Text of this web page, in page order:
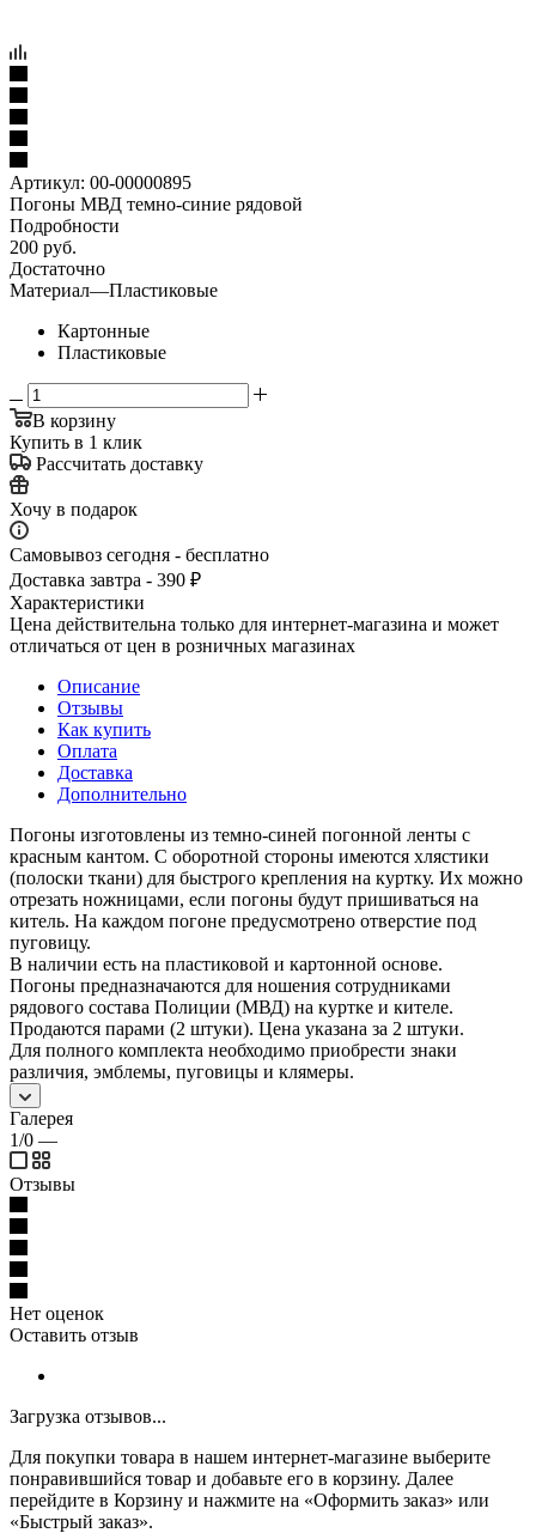
Артикул: 00-00000895
Погоны МВД темно-синие рядовой
Подробности
200 руб.
Достаточно
Материал—Пластиковые
Картонные
Пластиковые
В корзину
Купить в 1 клик
Рассчитать доставку
Хочу в подарок
Самовывоз сегодня - бесплатно
Доставка завтра - 390 ₽
Характеристики
Цена действительна только для интернет-магазина и может
отличаться от цен в розничных магазинах
Описание
Отзывы
Как купить
Оплата
Доставка
Дополнительно
Погоны изготовлены из темно-синей погонной ленты с
красным кантом. С оборотной стороны имеются хлястики
(полоски ткани) для быстрого крепления на куртку. Их можно
отрезать ножницами, если погоны будут пришиваться на
китель. На каждом погоне предусмотрено отверстие под
пуговицу.
В наличии есть на пластиковой и картонной основе.
Погоны предназначаются для ношения сотрудниками
рядового состава Полиции (МВД) на куртке и кителе.
Продаются парами (2 штуки). Цена указана за 2 штуки.
Для полного комплекта необходимо приобрести знаки
различия, эмблемы, пуговицы и клямеры.
Галерея
1/0 —
Отзывы
Нет оценок
Оставить отзыв
Загрузка отзывов...
Для покупки товара в нашем интернет-магазине выберите
понравившийся товар и добавьте его в корзину. Далее
перейдите в Корзину и нажмите на «Оформить заказ» или
«Быстрый заказ».